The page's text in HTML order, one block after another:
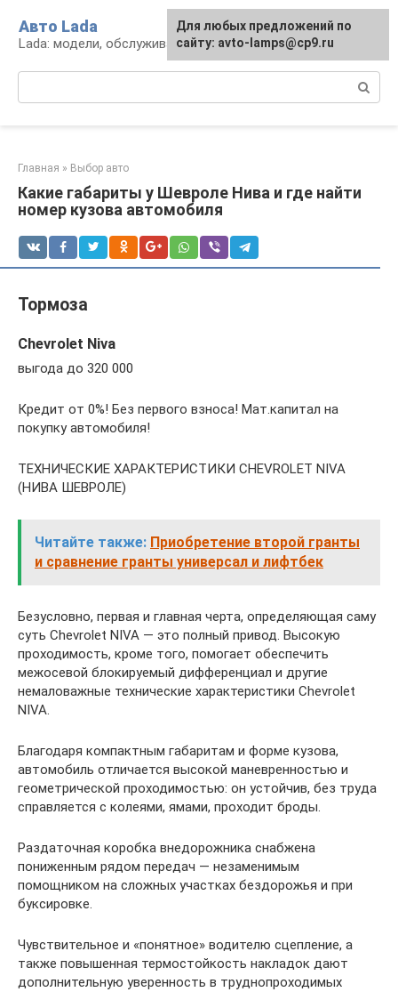
контенту
Авто Lada
Lada: модели, обслуживание, ремонт и тюнинг
Главная » Выбор авто
Какие габариты у Шевроле Нива и где найти
номер кузова автомобиля
Тормоза
Chevrolet Niva
выгода до 320 000
Кредит от 0%! Без первого взноса! Мат.капитал на
покупку автомобиля!
ТЕХНИЧЕСКИЕ ХАРАКТЕРИСТИКИ CHEVROLET NIVA
(НИВА ШЕВРОЛЕ)
Читайте также: Приобретение второй гранты
и сравнение гранты универсал и лифтбек
Безусловно, первая и главная черта, определяющая саму
суть Chevrolet NIVA — это полный привод. Высокую
проходимость, кроме того, помогает обеспечить
межосевой блокируемый дифференциал и другие
немаловажные технические характеристики Chevrolet
NIVA.
Благодаря компактным габаритам и форме кузова,
автомобиль отличается высокой маневренностью и
геометрической проходимостью: он устойчив, без труда
справляется с колеями, ямами, проходит броды.
Раздаточная коробка внедорожника снабжена
пониженным рядом передач — незаменимым
помощником на сложных участках бездорожья и при
буксировке.
Чувствительное и «понятное» водителю сцепление, а
также повышенная термостойкость накладок дают
дополнительную уверенность в труднопроходимых
Для любых предложений по
сайту: avto-lamps@cp9.ru